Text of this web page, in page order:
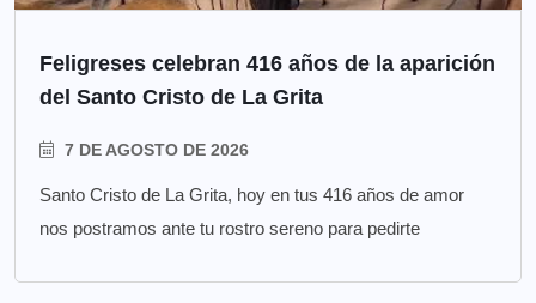
Feligreses celebran 416 años de la aparición
del Santo Cristo de La Grita
7 DE AGOSTO DE 2026
Santo Cristo de La Grita, hoy en tus 416 años de amor
nos postramos ante tu rostro sereno para pedirte